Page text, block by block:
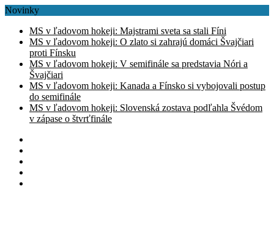
Novinky
MS v ľadovom hokeji: Majstrami sveta sa stali Fíni
MS v ľadovom hokeji: O zlato si zahrajú domáci Švajčiari
proti Fínsku
MS v ľadovom hokeji: V semifinále sa predstavia Nóri a
Švajčiari
MS v ľadovom hokeji: Kanada a Fínsko si vybojovali postup
do semifinále
MS v ľadovom hokeji: Slovenská zostava podľahla Švédom
v zápase o štvrťfinále